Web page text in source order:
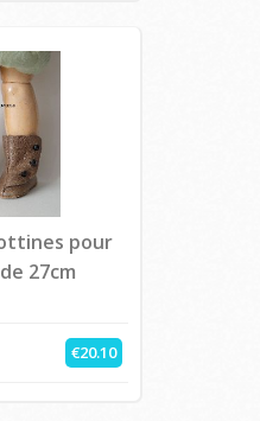
pour
27cm
€20.10